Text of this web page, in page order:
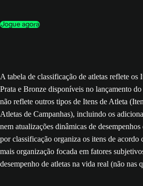
Jogue agora
A tabela de classificação de atletas reflete os
Prata e Bronze disponíveis no lançamento
não reflete outros tipos de Itens de Atleta
Atletas de Campanhas), incluindo os
nem atualizações dinâmicas de
por classificação organiza os itens de acordo
mais organização focada em fatores
desempenho de atletas na vida real (não nas